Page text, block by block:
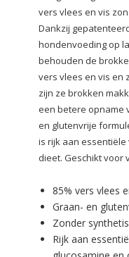
vers vlees en vis
Dankzij
hondenvoeding op
behouden de
vers vlees en vis en
zijn ze brokken
een betere opname
en glutenvrije
is rijk aan
dieet. Geschikt voor
85% vers vlees
Graan- en
Zonder
Rijk aan